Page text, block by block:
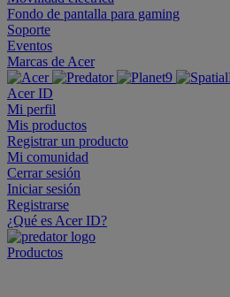
Fondo de pantalla para gaming
Soporte
Eventos
Marcas de Acer
Acer ID
Mi perfil
Mis productos
Registrar un producto
Mi comunidad
Cerrar sesión
Iniciar sesión
Registrarse
¿Qué es Acer ID?
Productos